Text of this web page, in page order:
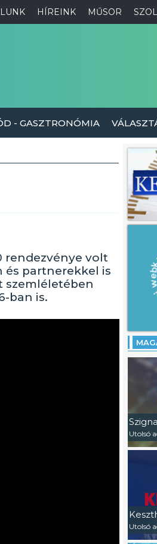
HÍREINK MŰSOR
- GASZTRONÓMIA
rendezvénye volt
és partnerekkel is
szemléletében
ban is.
Utolsó
Utolsó